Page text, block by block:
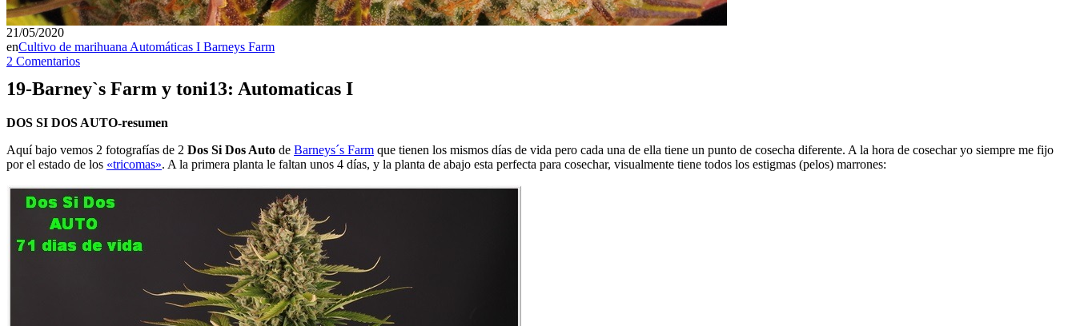
21/05/2020
enCultivo de marihuana Automáticas I Barneys Farm
2 Comentarios
19-Barney`s Farm y toni13: Automaticas I
DOS SI DOS AUTO-resumen
Aquí bajo vemos 2 fotografías de 2 Dos Si Dos Auto de Barneys´s Farm que tienen los mismos días de vida pero cada una de ella tiene un punto de cosecha diferente. A la hora de cosechar yo siempre me fijo
por el estado de los «tricomas». A la primera planta le faltan unos 4 días, y la planta de abajo esta perfecta para cosechar, visualmente tiene todos los estigmas (pelos) marrones: